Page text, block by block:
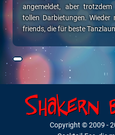
angemeldet, aber
tollen Darbietungen.
friends, die für beste
Copyright © 2009 -